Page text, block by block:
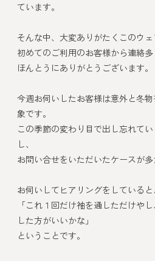
ています。
そんな中、大変ありがたくこのウ
初めてのご利用のお客様から連絡多
ほんとうにありがとうございます。
今週お伺いしたお客様は意外と冬
象です。
この季節の変わり目で出し忘れて
し、
お問い合せをいただいたケースが多
お伺いしてヒアリングをしている
「これ１回だけ袖を通しただけや
した方がいいかな」
ということです。